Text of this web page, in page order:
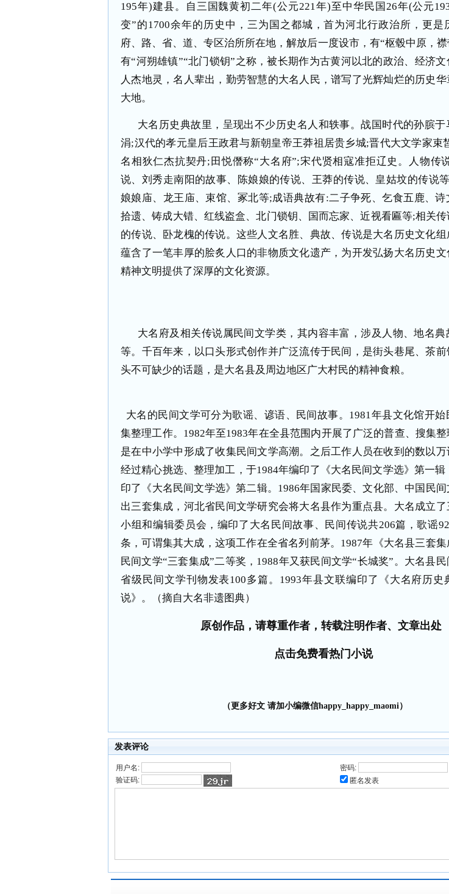
195年)建县。自三国魏黄初二年(公元221年)至中华民国 26年(公元
变”的1700余年的历史中，三为国之都城，首为河北行政治所，更是
府、路、省、道、专区治所所在地，解放后一度设市，有“枢毂中原，襟
有“河朔雄镇”“北门锁钥”之称，被长期作为古黄河以北的政治、经济文
人杰地灵，名人辈出，勤劳智慧的大名人民，谱写了光辉灿烂的历史华
大地。
大名历史典故里，呈现出不少历史名人和轶事。战国时代的孙膑
涓;汉代的孝元皇后王政君与新朝皇帝王莽祖居贵乡城;晋代大文学家束
名相狄仁杰抗契丹; 田悦僭称“大名府”;宋代贤相寇准拒辽史。人物传
说、刘秀走南阳的故事、陈娘娘的传说、王莽的传说、皇姑坟的传说等
娘娘庙、龙王庙、束馆、冢北等;成语典故有:二子争死、乞食五鹿、诗
拾遗、铸成大错、红线盗盒、北门锁钥、国而忘家、近视看匾等;相关
的传说、卧龙槐的传说。这些人文名胜、典故、传说是大名历史文化组
蕴含了一笔丰厚的脍炙人口的非物质文化遗产，为开发弘扬大名历史
精神文明提供了深厚的文化资源。
大名府及相关传说属民间文学类，其内容丰富，涉及人物、地名
等。千百年来，以口头形式创作并广泛流传于民间，是街头巷尾、茶
头不可缺少的话题，是大名县及周边地区广大村民的精神食粮。
大名的民间文学可分为歌谣、谚语、民间故事。1981年县文化馆开始
集整理工作。1982年至1983年在全县范围内开展了广泛的普查、搜集整
是在中小学中形成了收集民间文学高潮。之后工作人员在收到的数以万
经过精心挑选、整理加工，于1984年编印了《大名民间文学选》第一辑
印了《大名民间文学选》第二辑。1986年国家民委、文化部、中国民
出三套集成，河北省民间文学研究会将大名县作为重点县。 大名成立
小组和编辑委员会，编印了大名民间故事、民间传说共206篇，歌谣
条，可谓集其大成，这项工作在全省名列前茅。1987年《大名县三套
民间文学“三套集成”二等奖，1988年又获民间文学“长城奖”。大名县
省级民间文学刊物发表100多篇。1993年县文联编印了《大名府历史
说》。
（摘自大名非遗图典）
原创作品，请尊重作者，转载注明作者、文章出处
点击免费看热门小说
（更多好文 请加小编微信happy_happy_maomi）
发表评论
用户名:
密码:
验证码:
匿名发表